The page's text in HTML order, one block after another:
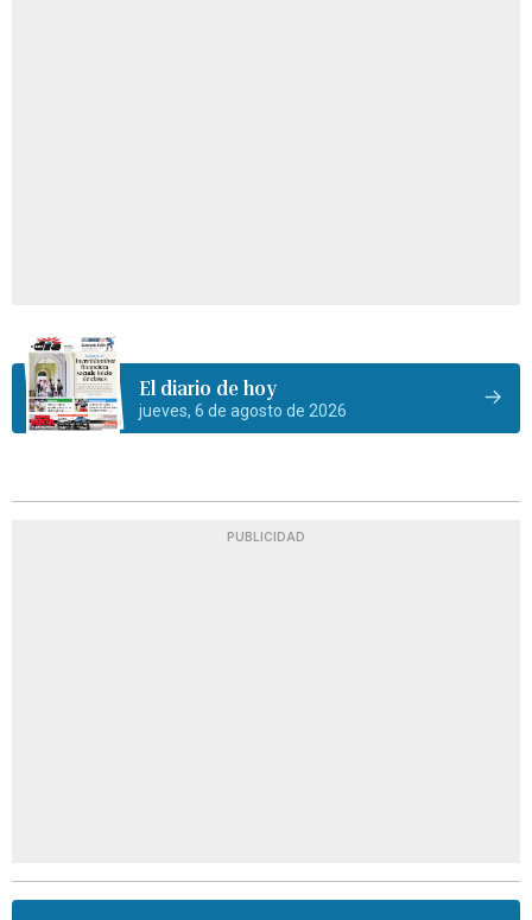
El diario de hoy
jueves, 6 de agosto de 2026
PUBLICIDAD